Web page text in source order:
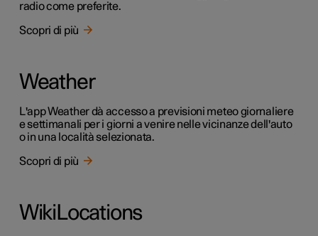
radio come preferite.
Scopri di più
Weather
L'app Weather dà accesso a previsioni meteo giornaliere
e settimanali per i giorni a venire nelle vicinanze dell'auto
o in una località selezionata.
Scopri di più
WikiLocations